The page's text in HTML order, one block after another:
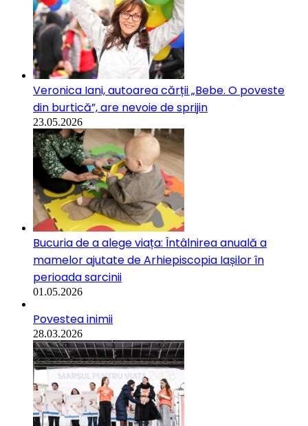
Veronica Iani, autoarea cărții „Bebe. O poveste
din burtică”, are nevoie de sprijin
23.05.2026
Bucuria de a alege viața: Întâlnirea anuală a
mamelor ajutate de Arhiepiscopia Iașilor în
perioada sarcinii
01.05.2026
Povestea inimii
28.03.2026